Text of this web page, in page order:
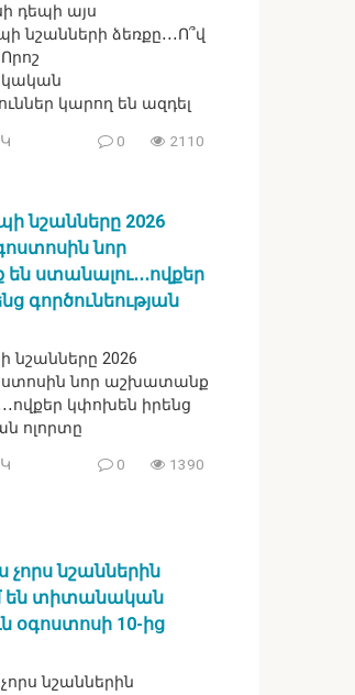
դեպի այս
նշանների ձեռքը․․․Ո՞վ
կարող են ազդել
0 2110
նշանները 2026
նոր
ստանալու․․․ովքեր
գործունեության
նշանները 2026
նոր աշխատանք
կփոխեն իրենց
ոլորտը
0 1390
չորս նշաններին
են տիտանական
օգոստոսի 10-ից
նշաններին